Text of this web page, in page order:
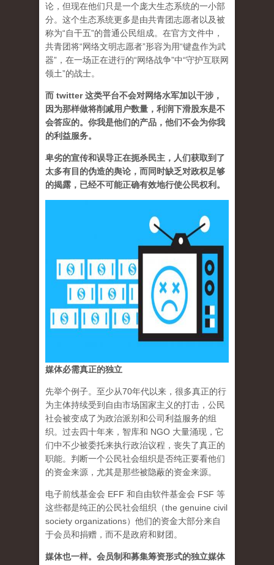
论，但现在他们只是一个庞大生态系统的一小部
分。这个生态系统更多是由共青团志愿者以及被
称为“自干五”的普通公民组成。在官方文件中，
共青团将“网络文明志愿者”形容为用“键盘作为武
器”，在一场正在进行的“网络战争”中“守护互联网
领土”的战士。
而 twitter 这类平台不会对网络水军加以干涉，
因为那样做将削减用户数量，利润下滑股东是不
会答应的。你我是他们的产品，他们不会为你我
的利益服务。
卑劣的宣传和误导正在扼杀民主，人们获取到了
太多有目的伪造的舆论，而同时缺乏对政权足够
的揭露，已经不可能正确有效地行使公民权利。
媒体必需真正的独立
先举个例子。至少从70年代以来，很多真正的行
为主体持续受到自由市场国家主义的打击，公民
社会被变成了为政治派别和公司利益服务的组
织。过去四十年来，智库和 NGO 大量涌现，它
们中不少被委托来执行政治议程，丧失了真正的
职能。判断一个公民社会组织是否纯正要看他们
的资金来源，尤其是那些被隐蔽的资金来源。
电子前线基金会 EFF 和自由软件基金会 FSF 等
这些都是纯正的公民社会组织（the genuine civil
society organizations）他们的资金大部分来自
于会员和捐赠，而不是政府和财团。
媒体也一样。会员制和募集筹资形式的独立媒体